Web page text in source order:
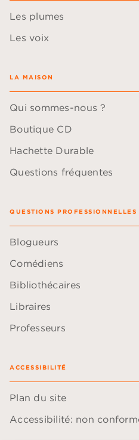
Les plumes
Les voix
LA MAISON
Qui sommes-nous ?
Boutique CD
Hachette Durable
Questions fréquentes
QUESTIONS PROFESSIONNELLES
Blogueurs
Comédiens
Bibliothécaires
Libraires
Professeurs
ACCESSIBILITÉ
Plan du site
Accessibilité: non